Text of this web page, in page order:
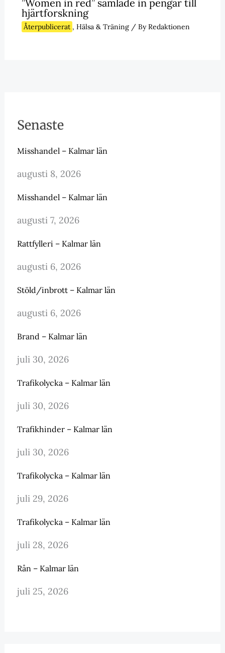
”Women in red” samlade in pengar till
hjärtforskning
Återpublicerat , Hälsa & Träning/ ByRedaktionen
Senaste
Misshandel – Kalmar län
augusti 8, 2026
Misshandel – Kalmar län
augusti 7, 2026
Rattfylleri – Kalmar län
augusti 6, 2026
Stöld/inbrott – Kalmar län
augusti 6, 2026
Brand – Kalmar län
juli 30, 2026
Trafikolycka – Kalmar län
juli 30, 2026
Trafikhinder – Kalmar län
juli 30, 2026
Trafikolycka – Kalmar län
juli 29, 2026
Trafikolycka – Kalmar län
juli 28, 2026
Rån – Kalmar län
juli 25, 2026